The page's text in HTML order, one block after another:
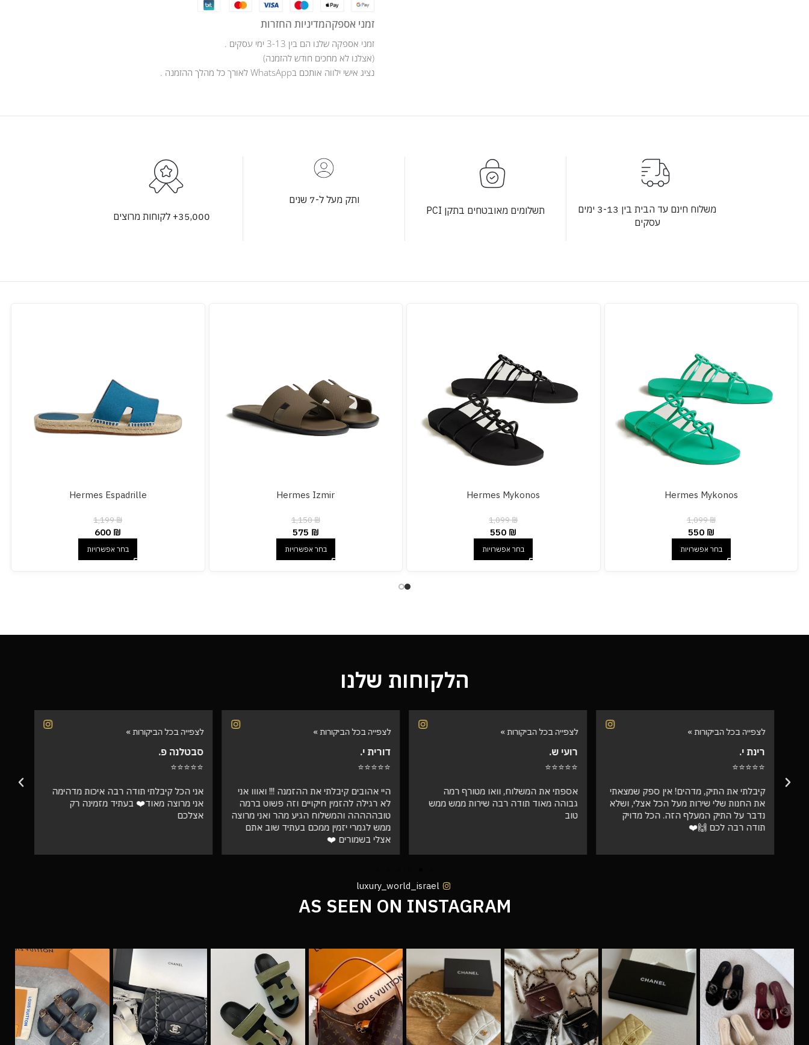
זמני אספקהמדיניות החזרות
זמני אספקה שלנו הם בין 3-13 ימי עסקים .
(אצלנו לא מחכים חודש להזמנה)
נציג אישי ילווה אותכם בWhatsApp לאורך כל מהלך ההזמנה .
משלוח חינם עד הבית בין 3-13 ימים
עסקים
תשלומים מאובטחים בתקן PCI
ותק מעל ל-7 שנים
35,000+ לקוחות מרוצים
Hermes Mykonos
1,099₪
550 ₪
בחר אפשרויות
Hermes Mykonos
1,099₪
550 ₪
בחר אפשרויות
Hermes Izmir
1,150₪
575 ₪
בחר אפשרויות
Hermes Espadrille
1,199₪
600 ₪
בחר אפשרויות
הלקוחות שלנו
לצפייה בכל הביקורות »
רינת י.
⭐⭐⭐⭐⭐
קיבלתי את התיק, מדהים! אין ספק שמצאתי
את החנות שלי שירות מעל הכל אצלי, ושלא
נדבר על התיק המעלף הזה. הכל מדויק
תודה רבה לכם 🙌❤️
לצפייה בכל הביקורות »
רועי ש.
⭐⭐⭐⭐⭐
אספתי את המשלוח, וואו מטורף רמה
גבוהה מאוד תודה רבה שירות ממש ממש
טוב
לצפייה בכל הביקורות »
דורית י.
⭐⭐⭐⭐⭐
היי אהובים קיבלתי את ההזמנה !!! ואווו אני
לא רגילה להזמין חיקויים וזה פשוט ברמה
טובההההה והמשלוח הגיע מהר ואני מרוצה
ממש לגמרי יזמין ממכם בעתיד שוב אתם
אצלי בשמורים ❤️
לצפייה בכל הביקורות »
סבטלנה פ.
⭐⭐⭐⭐⭐
אני הכל קיבלתי תודה רבה איכות מדהימה
אני מרוצה מאוד❤️ בעתיד מזמינה רק
אצלכם
luxury_world_israel
AS SEEN ON INSTAGRAM